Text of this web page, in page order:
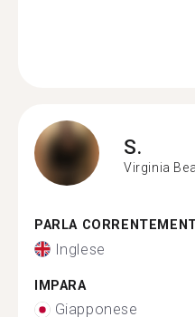
S.
Virginia
PARLA
Inglese
IMPARA
Giapponese